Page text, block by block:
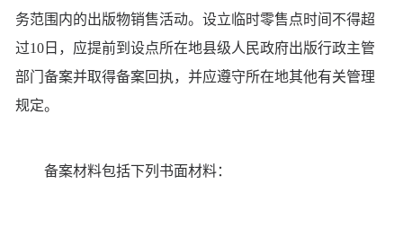
务范围内的出版物销售活动。设立临时零售点时间不得超
过10日，应提前到设点所在地县级人民政府出版行政主管
部门备案并取得备案回执，并应遵守所在地其他有关管理
规定。
备案材料包括下列书面材料：